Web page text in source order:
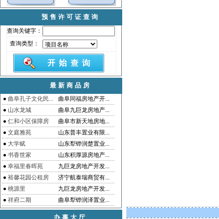
预售许可证查询
查询关键字：
查询类型：
最新商品房
● 曲阜孔子文化民...
曲阜同福房地产开...
● 山水龙城
曲阜九巨龙房地产...
● 仁和小区保障房
曲阜市新天地房地...
● 文庭雅苑
山东普丰置业有限...
● 大学赋
山东犁铧润楚置业...
● 书香世家
山东积厚源房地产...
● 幸福里春晖苑
九巨龙房地产开发...
● 裕馨花园公租房
济宁航泰瑞商贸有...
● 桃源里
九巨龙房地产开发...
● 祥府二期 曲阜犁铧润泽置业...
办事大厅